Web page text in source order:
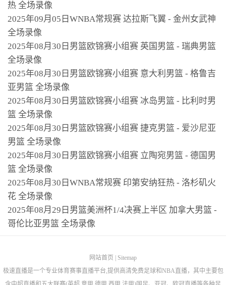
热 全场录像
2025年09月05日WNBA常规赛 达拉斯飞翼 - 金州女武神
全场录像
2025年08月30日男篮欧锦赛小组赛 英国男篮 - 瑞典男篮
全场录像
2025年08月30日男篮欧锦赛小组赛 意大利男篮 - 格鲁吉
亚男篮 全场录像
2025年08月30日男篮欧锦赛小组赛 冰岛男篮 - 比利时男
篮 全场录像
2025年08月30日男篮欧锦赛小组赛 捷克男篮 - 爱沙尼亚
男篮 全场录像
2025年08月30日男篮欧锦赛小组赛 立陶宛男篮 - 德国男
篮 全场录像
2025年08月30日WNBA常规赛 印第安纳狂热 - 洛杉矶火
花 全场录像
2025年08月29日男篮美洲杯1/4决赛上半区 加拿大男篮 -
哥伦比亚男篮 全场录像
网站首页
Sitemap
极速直播是一个专业体育赛事直播平台,提供高清免费足球和NBA直播，其中主要包